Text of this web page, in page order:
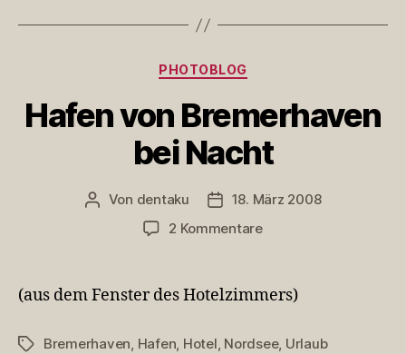
Kategorien
PHOTOBLOG
Hafen von Bremerhaven
bei Nacht
Beitragsautor
Von dentaku Veröffentlichungsdatum
18. März 2008
2 Kommentarezu
Bremerhaven
(aus dem Fenster des Hotelzimmers)
Schlagwörter
Bremerhaven Hafen Hotel Nordsee, Urlaub